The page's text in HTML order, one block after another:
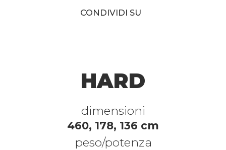
CONDIVIDI SU
HARD
dimensioni
460, 178, 136 cm
peso/potenza